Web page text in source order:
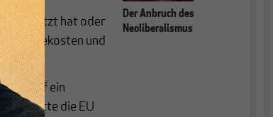
der
hat oder
Energiekosten und
auf ein
hatte die EU
Der Anbruch des
Neoliberalismus